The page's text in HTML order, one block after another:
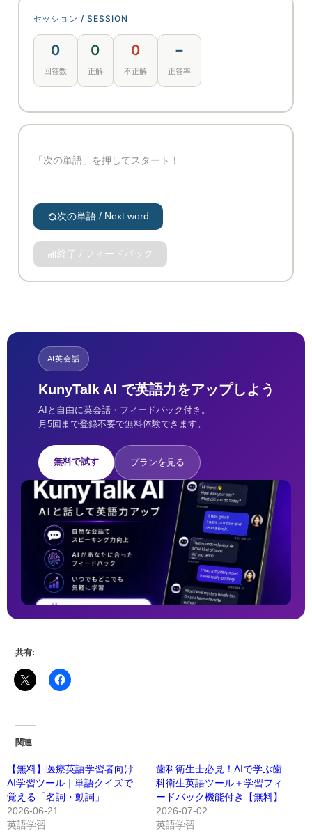
セッション / SESSION
0
回答数
0
正解
0
不正解
－
正答率
「次の単語」を押してスタート！
次の単語 / Next word
終了 / フィードバック
AI英会話
KunyTalk AI で英語力をアップしよう
AIと自由に英会話・フィードバック付き。
月5回まで登録不要で無料体験できます。
無料で試す プランを見る
共有:
関連
【無料】医療英語学習者向け
AI学習ツール｜単語クイズで
覚える「名詞・動詞」
2026-06-21
英語学習
歯科衛生士必見！AIで学ぶ歯
科衛生英語ツール＋学習フィ
ードバック機能付き【無料】
2026-07-02
英語学習